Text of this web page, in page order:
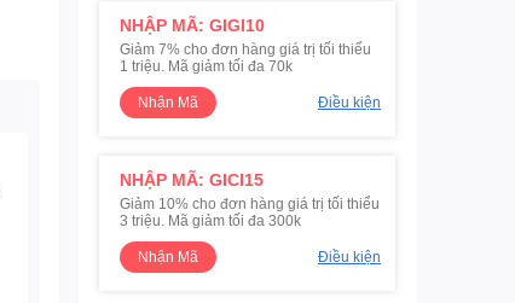
NHẬP MÃ: GIGI10
Giảm 7% cho đơn hàng giá trị tối thiểu
1 triệu. Mã giảm tối đa 70k
Nhận Mã
Điều kiện
NHẬP MÃ: GICI15
Giảm 10% cho đơn hàng giá trị tối thiểu
3 triệu. Mã giảm tối đa 300k
Nhận Mã
Điều kiện